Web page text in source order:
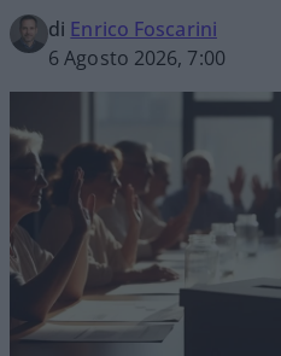
di Enrico Foscarini
6 Agosto 2026, 7:00